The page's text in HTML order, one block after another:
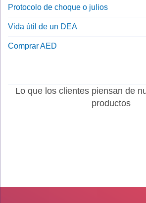
Protocolo de choque o julios
Vida útil de un DEA
Comprar AED
Lo que los clientes piensan de
productos